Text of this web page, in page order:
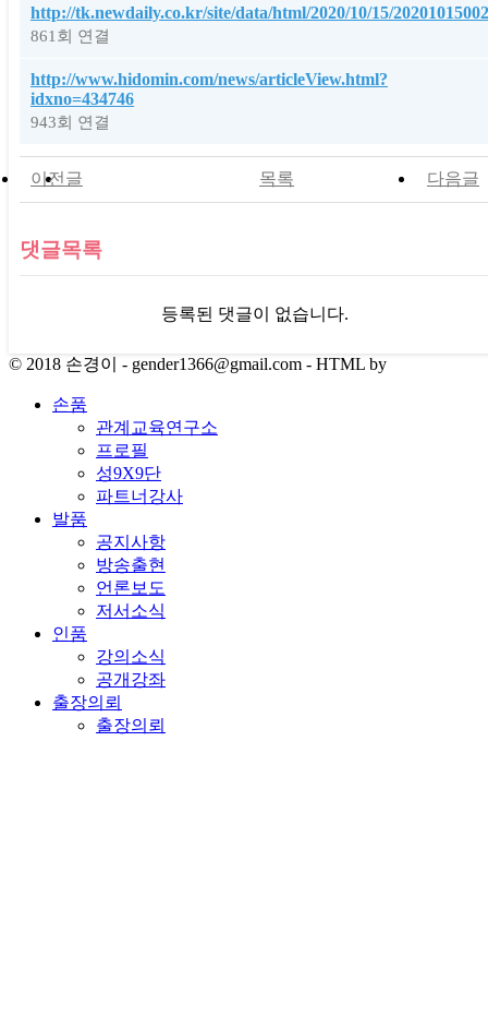
http://tk.newdaily.co.kr/site/data/html/2020/10/15/
861회 연결
http://www.hidomin.com/news/articleView.html?
idxno=434746
943회 연결
이전글 다음글
목록
댓글목록
등록된 댓글이 없습니다.
© 2018 손경이 - gender1366@gmail.com - HTML by
손품
관계교육연구소
프로필
성9X9단
파트너강사
발품
공지사항
방송출현
언론보도
저서소식
인품
강의소식
공개강좌
출장의뢰
출장의뢰